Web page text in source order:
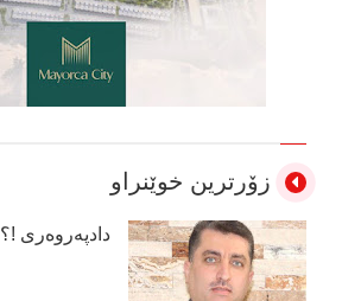
زۆرترین خوێنراو
دادپەروەری !؟